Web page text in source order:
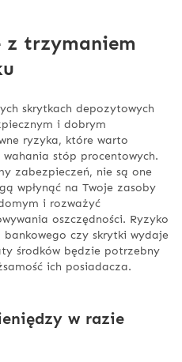
z trzymaniem
skrytkach depozytowych
i dobrym
ryzyka, które warto
stóp procentowych.
zabezpieczeń, nie są one
wpłynąć na Twoje zasoby
i rozważyć
oszczędności. Ryzyko
czy skrytki wydaje
środków będzie potrzebny
ich posiadacza.
w razie